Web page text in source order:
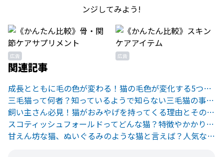
ンジしてみよう!
広告 広告
関連記事
成長とともに毛の色が変わる！猫の毛色が変化する5つの理由とは
三毛猫って何者？知っているようで知らない三毛猫の事実と遺伝学！
飼い主さん必見！猫がおみやげを持ってくる理由とその対処法
スコティッシュフォールドってどんな猫？特徴やかかりやすい病気とは
甘えん坊な猫、ぬいぐるみのような猫と言えば？人気なラグドールの特徴